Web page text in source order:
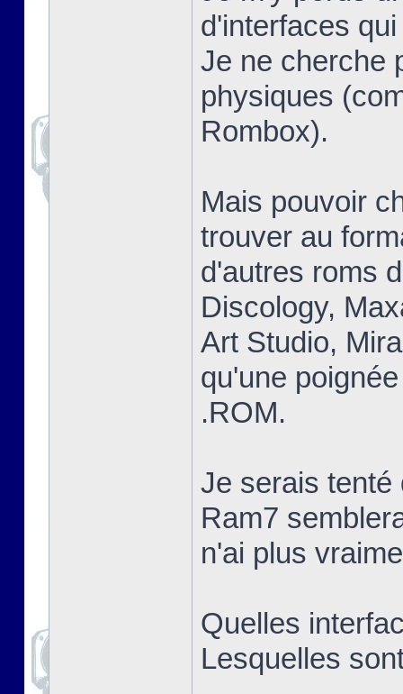
d'interfaces
Je ne cherche
physiques
Rombox).
Mais pouvoir
trouver au
d'autres roms
Discology,
Art Studio,
qu'une
.ROM.
Je serais tenté
Ram7
n'ai plus
Quelles
Lesquelles